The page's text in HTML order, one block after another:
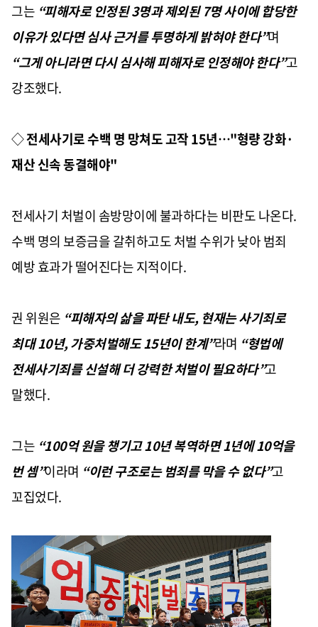
그는 “피해자로 인정된 3명과 제외된 7명 사이에 합당한
이유가 있다면 심사 근거를 투명하게 밝혀야 한다”며
“그게 아니라면 다시 심사해 피해자로 인정해야 한다”고
강조했다.
◇전세사기로 수백 명 망쳐도 고작 15년…"형량 강화·
재산 신속 동결해야"
전세사기 처벌이 솜방망이에 불과하다는 비판도 나온다.
수백 명의 보증금을 갈취하고도 처벌 수위가 낮아 범죄
예방 효과가 떨어진다는 지적이다.
권 위원은 “피해자의 삶을 파탄 내도, 현재는 사기죄로
최대 10년, 가중처벌해도 15년이 한계”라며 “형법에
전세사기죄를 신설해 더 강력한 처벌이 필요하다”고
말했다.
그는 “100억 원을 챙기고 10년 복역하면 1년에 10억을
번 셈”이라며 “이런 구조로는 범죄를 막을 수 없다”고
꼬집었다.